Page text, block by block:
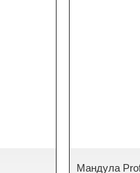
Мандула